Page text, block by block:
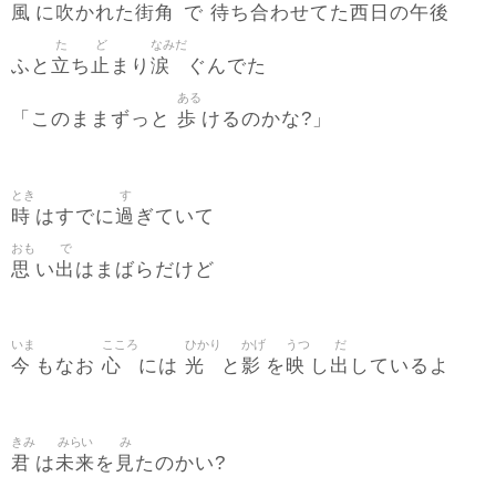
風 に吹かれた街角 で 待ち合わせてた西日 の午後
ふと 立
た
ち止
ど
まり 涙
なみだ
ぐんでた
「このままずっと 歩
ある
けるのかな?」
時
とき
はすでに過
す
ぎていて
思
おも
い出
で
はまばらだけど
今
いま
もなお 心
こころ
には 光
ひかり
と 影
かげ
を映
うつ
し 出
だ
しているよ
君
きみ
は未来
みらい
を 見
み
たのかい?